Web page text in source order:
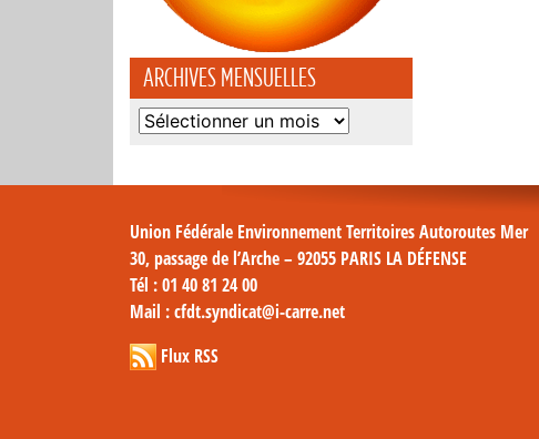
ARCHIVES MENSUELLES
Archives
Union Fédérale Environnement Territoires Autoroutes Mer
30, passage de l’Arche – 92055 PARIS LA DÉFENSE
Tél : 01 40 81 24 00
Mail : cfdt.syndicat@i-carre.net
Flux RSS